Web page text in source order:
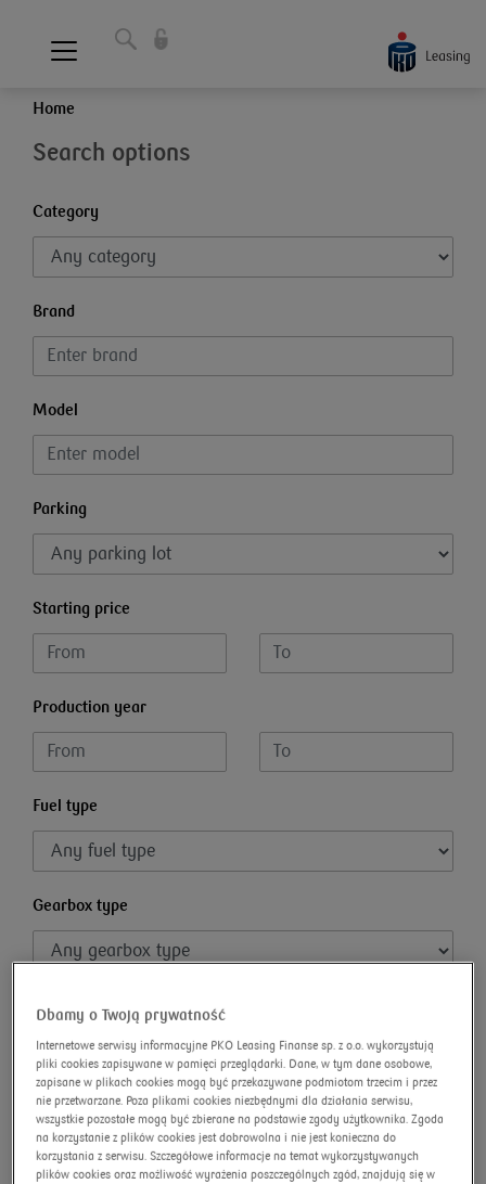
Home
Search options
Category
Brand
Model
Parking
Starting price
Production year
Fuel type
Gearbox type
Omnibus advanced search
ZP352 TRAILERS catering
trailer
Dbamy o Twoją prywatność
Internetowe serwisy informacyjne PKO Leasing Finanse sp. z o.o. wykorzystują
pliki cookies zapisywane w pamięci przeglądarki. Dane, w tym dane osobowe,
zapisane w plikach cookies mogą być przekazywane podmiotom trzecim i przez
nie przetwarzane. Poza plikami cookies niezbędnymi dla działania serwisu,
wszystkie pozostałe mogą być zbierane na podstawie zgody użytkownika. Zgoda
na korzystanie z plików cookies jest dobrowolna i nie jest konieczna do
korzystania z serwisu. Szczegółowe informacje na temat wykorzystywanych
plików cookies oraz możliwość wyrażenia poszczególnych zgód, znajdują się w